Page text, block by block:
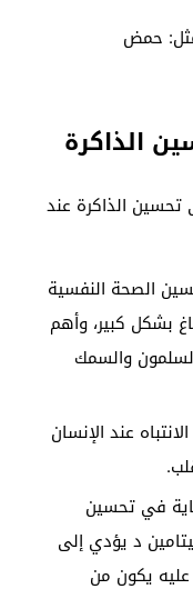
مثل: حمض
الذاكرة
الذاكرة عند
الصحة النفسية
بشكل كبير، وأهم
والسمك
الانتباه عند الإنسان
في تحسين
د يؤدي إلى
عليه يكون من